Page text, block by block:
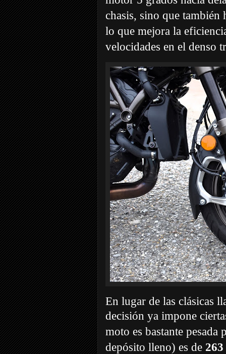
chasis, sino que también
lo que mejora la
velocidades en el denso
En lugar de las clásicas
decisión ya impone
moto es bastante
depósito lleno) es de